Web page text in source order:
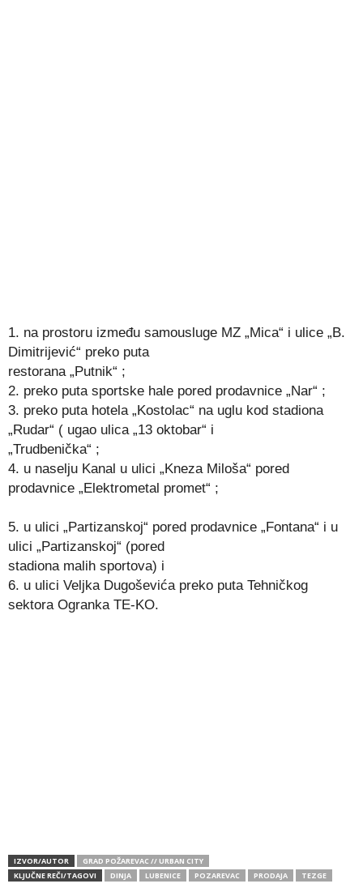
1. na prostoru između samousluge MZ „Mica“ i ulice „B.
Dimitrijević“ preko puta
restorana „Putnik“ ;
2. preko puta sportske hale pored prodavnice „Nar“ ;
3. preko puta hotela „Kostolac“ na uglu kod stadiona
„Rudar“ ( ugao ulica „13 oktobar“ i
„Trudbenička“ ;
4. u naselju Kanal u ulici „Kneza Miloša“ pored
prodavnice „Elektrometal promet“ ;
5. u ulici „Partizanskoj“ pored prodavnice „Fontana“ i u
ulici „Partizanskoj“ (pored
stadiona malih sportova) i
6. u ulici Veljka Dugoševića preko puta Tehničkog
sektora Ogranka TE-KO.
IZVOR/AUTOR
GRAD POŽAREVAC // URBAN CITY
KLJUČNE REČI/TAGOVI
DINJA LUBENICE POZAREVAC PRODAJA TEZGE